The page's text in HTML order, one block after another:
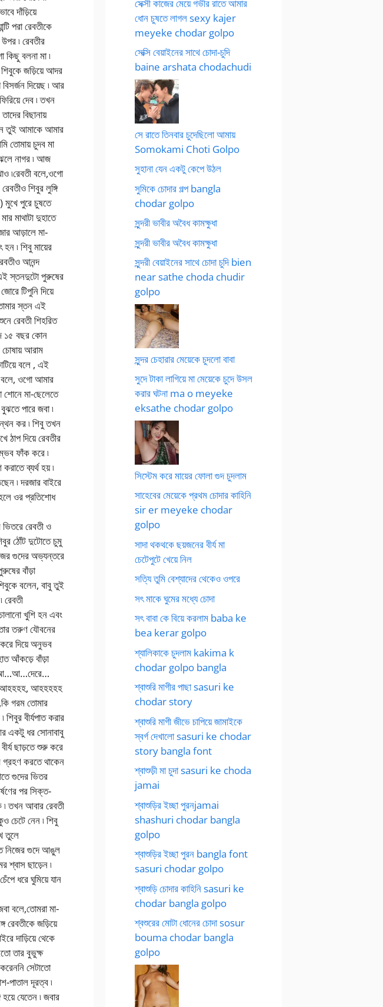
দাঁড়িয়ে
পরা রেবতীকে
৷ রেবতীর
কিছু বলনা মা ৷
শিবুকে জড়িয়ে আদর
দিয়েছ ৷ আর
দেব ৷ তখন
বিছানায়
তুই আমাকে আমার
তোমায় চুদব মা
নাগর ৷ আজ
৷রেবতী বলে,ওগো
শিবুর লুঙ্গি
মুখে পুরে চুষতে
মাথাটা দুহাতে
আড়ালে মা-
৷ শিবু মায়ের
আনন্দ
স্তনদুটো পুরুষের
টিপুনি দিয়ে
স্তন এই
রেবতী শিহরিত
১৫ বছর কোন
আরাম
বলে , এই
বলে, ওগো আমার
শোনে মা-ছেলেতে
পারে জবা ৷
কর ৷ শিবু তখন
দিয়ে রেবতীর
ফাঁক করে ৷
ব্যর্থ হয় ৷
৷ দরজার বাইরে
ওর প্রতিশোধ
ভিতরে রেবতী ও
ঠোঁট দুটোতে চুমু
গুদের অভ্যন্তরে
বাঁড়া
বলেন, বাবু তুই
খুশি হন এবং
তরুণ যৌবনের
দিয়ে অনুভব
আঁকড়ে বাঁড়া
,আহহহহ, আহহহহহ
গরম তোমার
বীর্যপাত করার
একটু ধর সোনাবাবু
ছাড়তে শুরু করে
গ্রহণ করতে থাকেন
গুদের ভিতর
পর সিক্ত-
তখন আবার রেবতী
চেটে নেন ৷ শিবু
তুলে
নিজের গুদে আঙুল
শ্বাস ছাড়েন ৷
ধরে ঘুমিয়ে যান
বলে,তোমরা মা-
রেবতীকে জড়িয়ে
দাড়িয়ে থেকে
তার বুভুক্ষ
সেটাতো
পাতাল দূরত্ব ৷
যেতেন ৷ জবার
সেক্সী কাজের মেয়ে গভীর রাতে আমার
ধোন চুষতে লাগল sexy kajer
meyeke chodar golpo
সেক্সি বেয়াইনের সাথে চোদা-চুদি
baine arshata chodachudi
সে রাতে তিনবার চুদেছিলো আমায়
Somokami Choti Golpo
সুহানা যেন একটু কেপে উঠল
সুমিকে চোদার গল্প bangla
chodar golpo
সুন্দরী ভাবীর অবৈধ কামক্ষুধা
সুন্দরী ভাবীর অবৈধ কামক্ষুধা
সুন্দরী বেয়াইনের সাথে চোদা চুদি bien
near sathe choda chudir
golpo
সুন্দর চেহারার মেয়েকে চুদলো বাবা
সুদে টাকা লাগিয়ে মা মেয়েকে চুদে উসল
করার ঘটনা ma o meyeke
eksathe chodar golpo
সিস্টেম করে মায়ের ফোলা গুদ চুদলাম
সাহেবের মেয়েকে প্রথম চোদার কাহিনি
sir er meyeke chodar
golpo
সাদা থকথকে ছয়জনের বীর্য মা
চেটেপুটে খেয়ে নিল
সত্যি তুমি বেশ্যাদের থেকেও ওপরে
সৎ মাকে ঘুমের মধ্যে চোদা
সৎ বাবা কে বিয়ে করলাম baba ke
bea kerar golpo
শ্যালিকাকে চুদলাম kakima k
chodar golpo bangla
শ্বাশুরি মাগীর পাছা sasuri ke
chodar story
শ্বাশুরি মাগী জীভে চাপিয়ে জামাইকে
স্বর্গ দেখালো sasuri ke chodar
story bangla font
শ্বাশুড়ী মা চুদা sasuri ke choda
jamai
শ্বাশুড়ির ইচ্ছা পুরনjamai
shashuri chodar bangla
golpo
শ্বাশুড়ির ইচ্ছা পুরন bangla font
sasuri chodar golpo
শ্বাশুড়ি চোদার কাহিনি sasuri ke
chodar bangla golpo
শ্বশুরের মোটা ধোনের চোদা sosur
bouma chodar bangla
golpo